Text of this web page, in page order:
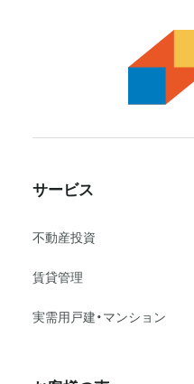
サービス
不動産投資
賃貸管理
実需用戸建・マンション